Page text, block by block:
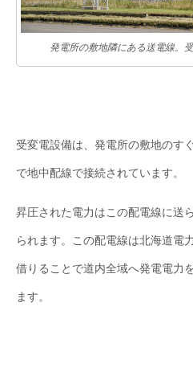
発電所の敷地隣にある送電線。
受変電設備は、発電所の敷地のす
で地中配線で接続されています。
昇圧された電力はこの配電線に送
られます。この配電線は北海道電
借りることで道内全域へ発電電力
ます。